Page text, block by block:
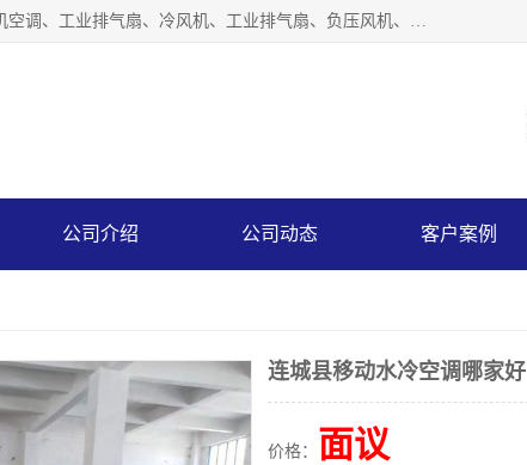
泉州力顺电器有限公司主营：泉州降温水帘、泉州负压风机、泉州冷风机空调、工业排气扇、冷风机、工业排气扇、负压风机、负压风机、水冷空调、降温水帘等产品。为用户解决了通风、降温、除味、除尘等难题，其环保、节能的理念与用户的实践检验结果相吻合，赢得了广大客户的信誉和青睐。
公司介绍 公司动态 客户案例
连城县移动水冷空调哪家好
价格： 面议